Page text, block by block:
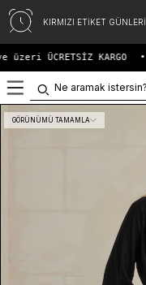
KIRMIZI ETİKET GÜNLERİ
ÜCRETSİZ KARGO
GÖRÜNÜMÜ TAMAMLA